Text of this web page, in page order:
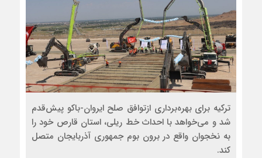
ترکیه برای بهره‌برداری ازتوافق صلح ایروان-باکو پیش‌قدم
شد و می‌خواهد با احداث خط ریلی، استان قارص خود را
به نخجوان واقع در برون بوم جمهوری آذربایجان متصل
کند.